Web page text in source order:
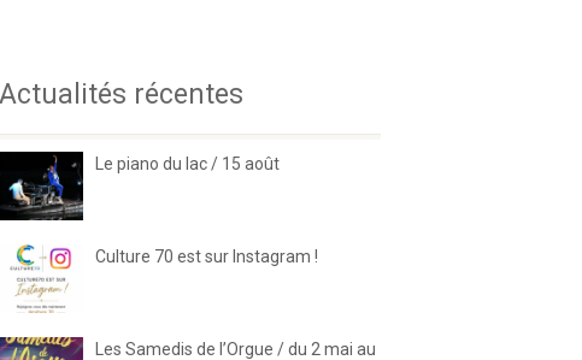
Actualités récentes
Le piano du lac / 15 août
Culture 70 est sur Instagram !
Les Samedis de l’Orgue / du 2 mai au